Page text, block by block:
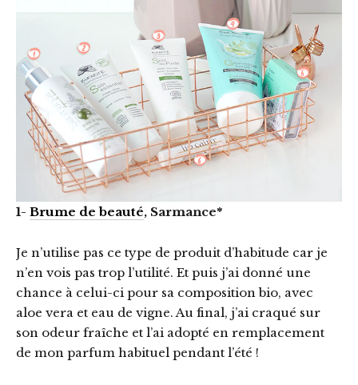
1- Brume de beauté, Sarmance*
Je n’utilise pas ce type de produit d’habitude car je
n’en vois pas trop l’utilité. Et puis j’ai donné une
chance à celui-ci pour sa composition bio, avec
aloe vera et eau de vigne. Au final, j’ai craqué sur
son odeur fraîche et l’ai adopté en remplacement
de mon parfum habituel pendant l’été !